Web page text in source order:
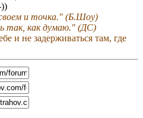
и точка." (Б.Шоу)
так, как думаю." (ДС)
и не задерживаться там, где